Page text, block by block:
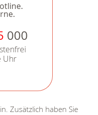
000
Uhr
Zusätzlich haben Sie